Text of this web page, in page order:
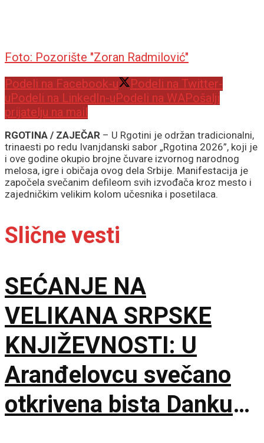
Foto: Pozorište "Zoran Radmilović"
Podeli na Facebook-u
Podeli na Twitter-
u Podeli na LinkedIn-u Podeli na WAPošalji
prijatelju na mail
RGOTINA / ZAJEČAR – U Rgotini je održan tradicionalni,
trinaesti po redu Ivanjdanski sabor „Rgotina 2026”, koji je
i ove godine okupio brojne čuvare izvornog narodnog
melosa, igre i običaja ovog dela Srbije. Manifestacija je
započela svečanim defileom svih izvođača kroz mesto i
zajedničkim velikim kolom učesnika i posetilaca.
Slične vesti
SEĆANJE NA
VELIKANA SRPSKE
KNJIŽEVNOSTI: U
Aranđelovcu svečano
otkrivena bista Danku